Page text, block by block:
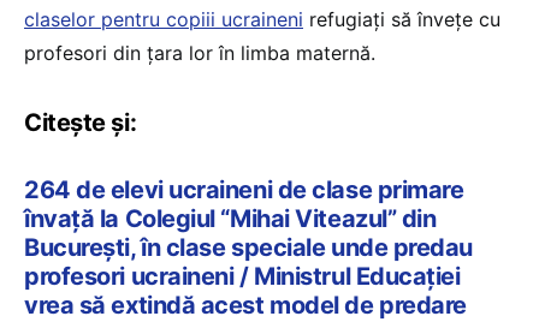
claselor pentru copiii ucraineni refugiați să învețe cu
profesori din țara lor în limba maternă.
Citește și:
264 de elevi ucraineni de clase primare
învață la Colegiul “Mihai Viteazul” din
București, în clase speciale unde predau
profesori ucraineni / Ministrul Educației
vrea să extindă acest model de predare